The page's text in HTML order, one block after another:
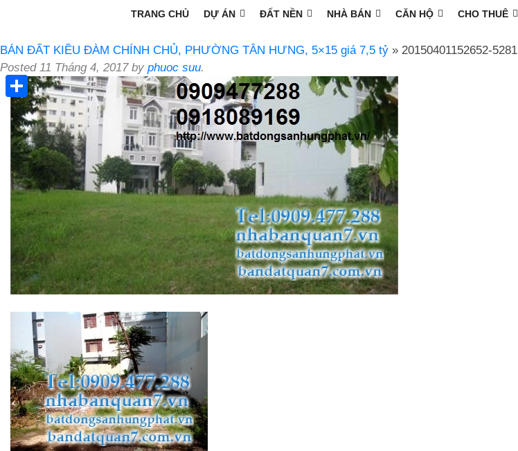
TRANG CHỦ DỰ ÁN ĐẤT NỀN NHÀ BÁN CĂN HỘ CHO THUÊ
BÁN ĐẤT KIỀU ĐÀM CHÍNH CHỦ, PHƯỜNG TÂN HƯNG, 5×15 giá 7,5 tỷ » 20150401152652-5281
Posted 11 Tháng 4, 2017by phuoc suu.
Share